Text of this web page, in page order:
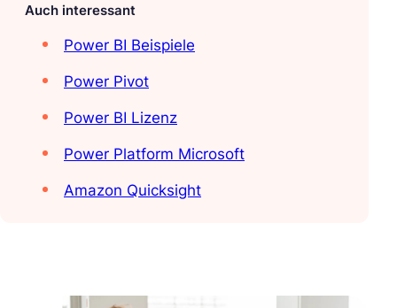
Auch interessant
Power BI Beispiele
Power Pivot
Power BI Lizenz
Power Platform Microsoft
Amazon Quicksight